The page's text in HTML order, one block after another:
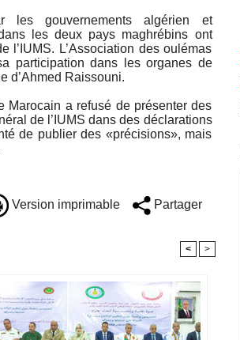
les gouvernements algérien et
les deux pays maghrébins ont
l’IUMS. L’Association des oulémas
participation dans les organes de
d’Ahmed Raissouni.
Marocain a refusé de présenter des
de l’IUMS dans des déclarations
de publier des «précisions», mais
Version imprimable Partager
< >